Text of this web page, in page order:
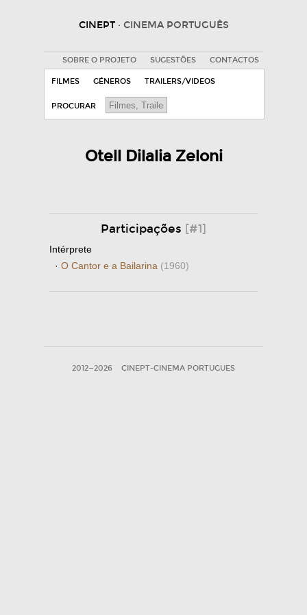
CINEPT · CINEMA PORTUGUÊS
SOBRE O PROJETO SUGESTÕES CONTACTOS
FILMES GÉNEROS TRAILERS/VIDEOS
PROCURAR
Otell Dilalia Zeloni
Participações [#1]
Intérprete
· O Cantor e a Bailarina (1960)
2012—2026 CINEPT-CINEMA PORTUGUES